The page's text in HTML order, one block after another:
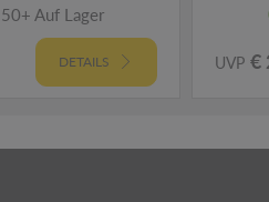
50+ Auf Lager
DETAILS UVP €